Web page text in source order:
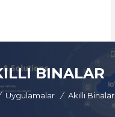
BINALAR
Uygulamalar / Akıllı Binalar